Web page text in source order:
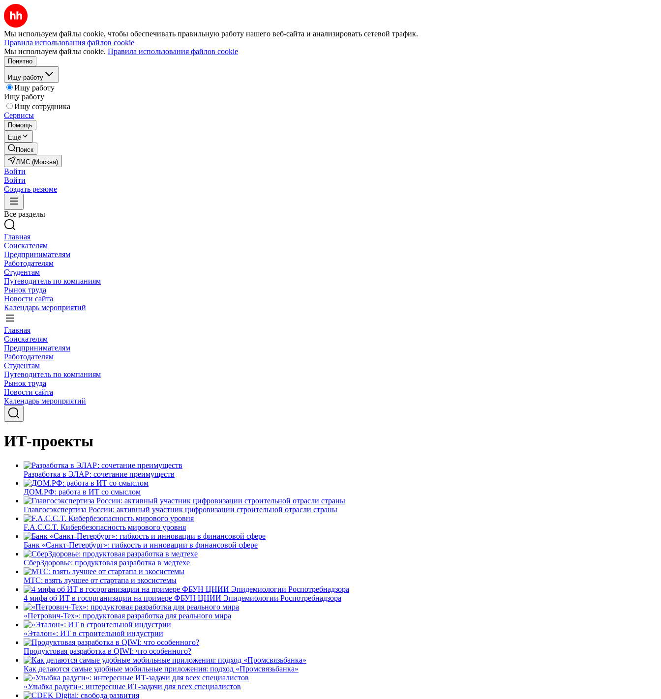
Мы используем файлы cookie, чтобы обеспечивать правильную работу нашего веб-сайта и анализировать сетевой трафик.
Правила использования файлов cookie
Мы используем файлы cookie. Правила использования файлов cookie
Понятно
Ищу работу
Ищу работу
Ищу работу
Ищу сотрудника
Сервисы
Помощь
Ещё
Поиск
ЛМС (Москва)
Войти
Войти
Создать резюме
Все разделы
Главная
Соискателям
Предпринимателям
Работодателям
Студентам
Путеводитель по компаниям
Рынок труда
Новости сайта
Календарь мероприятий
Главная
Соискателям
Предпринимателям
Работодателям
Студентам
Путеводитель по компаниям
Рынок труда
Новости сайта
Календарь мероприятий
ИТ-проекты
Разработка в ЭЛАР: сочетание преимуществ
ДОМ.РФ: работа в ИТ со смыслом
Главгосэкспертиза России: активный участник цифровизации строительной отрасли страны
F.A.C.C.T. Кибербезопасность мирового уровня
Банк «Санкт-Петербург»: гибкость и инновации в финансовой сфере
СберЗдоровье: продуктовая разработка в медтехе
МТС: взять лучшее от стартапа и экосистемы
4 мифа об ИТ в госорганизации на примере ФБУН ЦНИИ Эпидемиологии Роспотребнадзора
«Петрович-Тех»: продуктовая разработка для реального мира
«Эталон»: ИТ в строительной индустрии
Продуктовая разработка в QIWI: что особенного?
Как делаются самые удобные мобильные приложения: подход «Промсвязьбанка»
«Улыбка радуги»: интересные ИТ-задачи для всех специалистов